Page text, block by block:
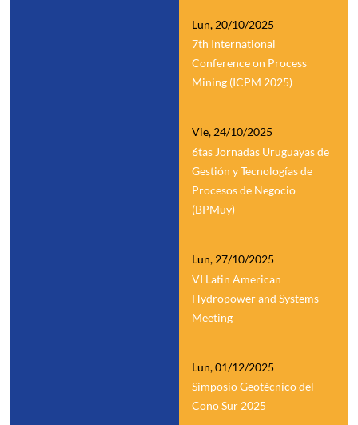
Lun, 20/10/2025
7th International
Conference on Process
Mining (ICPM 2025)
Vie, 24/10/2025
6tas Jornadas Uruguayas de
Gestión y Tecnologías de
Procesos de Negocio
(BPMuy)
Lun, 27/10/2025
VI Latin American
Hydropower and Systems
Meeting
Lun, 01/12/2025
Simposio Geotécnico del
Cono Sur 2025